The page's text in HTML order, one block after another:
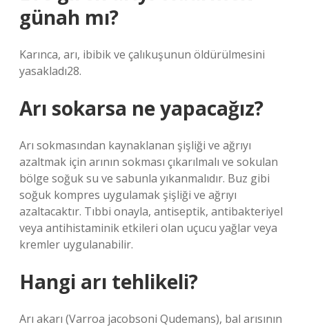
günah mı?
Karınca, arı, ibibik ve çalıkuşunun öldürülmesini
yasakladı28.
Arı sokarsa ne yapacağız?
Arı sokmasından kaynaklanan şişliği ve ağrıyı
azaltmak için arının sokması çıkarılmalı ve sokulan
bölge soğuk su ve sabunla yıkanmalıdır. Buz gibi
soğuk kompres uygulamak şişliği ve ağrıyı
azaltacaktır. Tıbbi onayla, antiseptik, antibakteriyel
veya antihistaminik etkileri olan uçucu yağlar veya
kremler uygulanabilir.
Hangi arı tehlikeli?
Arı akarı (Varroa jacobsoni Qudemans), bal arısının